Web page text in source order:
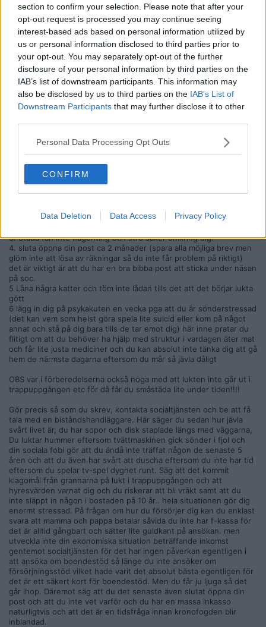
section to confirm your selection. Please note that after your
opt-out request is processed you may continue seeing
interest-based ads based on personal information utilized by
us or personal information disclosed to third parties prior to
your opt-out. You may separately opt-out of the further
disclosure of your personal information by third parties on the
IAB’s list of downstream participants. This information may
also be disclosed by us to third parties on the IAB’s List of
Downstream Participants that may further disclose it to other
Personal Data Processing Opt Outs
CONFIRM
Data Deletion Data Access Privacy Policy
Ursprungligen postat avfido1986
Vad är kraven för boendestöd egentligen?
Jag har klarat mig rätt bra men har väldiga problem med att
prioritera rätt i livet och sköta uppgifter som jag borde sköta.
Jag följer mina intressen istället.
Jag har högfungerande autism/asperger. Är det bara att ringa
till socialtjänsten och säga "hej" så kommer det två unga
snygga tjejer och hjälper mig göra saker i rätt ordning och
rätt prioriteringar?
Tjenare Fido
Det finns inget facit mig veterligen utan det görs personliga
bedömningar. Men här ska du få lite råd som kan öka dina chanser.
1. Spara alla dina sopor i 2 månader
3. Städa fan inte någonting och strö saker omkring dig.
4. sluta öppna din post ca 2 månader (spara alla möjliga brev men
glöm inte att lösa av räkningar så du inte får problem på riktigt)
det är viktigt är att du har en bra bibba post att sticka under näsan
på soc.
5 Låna några katter och töm inte lådan tills det att det börjar lukta
gött
6 lägg in dig på psykakuten en vecka pga att du är sönderstressad
(det kan vem som helst göra spela lite suicid eller kom på något
annat och stå på dig bara tills de tar emot dig) här inne pratar du
flitigt om att du behöver ha hjälp med struktur i vardagen äter mat
och får lite justa mediciner och du kan absolut inte tänka dig att gå
hem de närmsta dagarna eftersom du mår så jävla dåligt
OBS var i förberedelserna också noga med att lukten inte går ut i
trappuppgången etc för då får du småstäda lite under tiden!!!!
Gör precis så som du skrev, kontakta socialtjänsten och be att få
tala med en biståndshandläggare. Här säger du sedan hur jävla
svårt livet är, du har sopor och disk staplade längs med väggarna,
Du luktar hummer eftersom tvättmaskinen gick sönder i fjol och
din sociala fobi gör att du ändå inte träffat någon de senaste 5
åren och att du även har svårt att duscha eftersom du inte har tid
eftersom du spelar tv-spel dygnet runt. Säg att det kommit
klagomål från grannarna på lukt i trappuppgången och att
hyresvärden varnat dig och du riskerar att bli vräkt samt att du
inte släppt in någon i bostaden på 10 år.. hela situationen gör dig
enormt stressad. På frågan om hur du försörjer dig kan du enklast
svara att mamma och pappa betalar såvida du inte har f-kassa för
det är alltid gångbart och sätter lite guldkant på ansökan. men
utveckla inte din ekonomiska situation beträffande inkomst
gentemot socialtjänsten för det har ingen påverkan egentligen i
att ansöka om boendestöd så länge du inte ansöker om
försörjningsstöd vilket hade varit det absolut bästa egentligen för
det är ett säkert kort för boendestöd. Men du får ju ljuga så det
går ihop. Däremot säg att du det senaste även slutat öppna din
post och att du inte vet varför och du har en massa inkasso
naturligtvis och att det är en tidsfråga innan kronofogden blir
inblandad.